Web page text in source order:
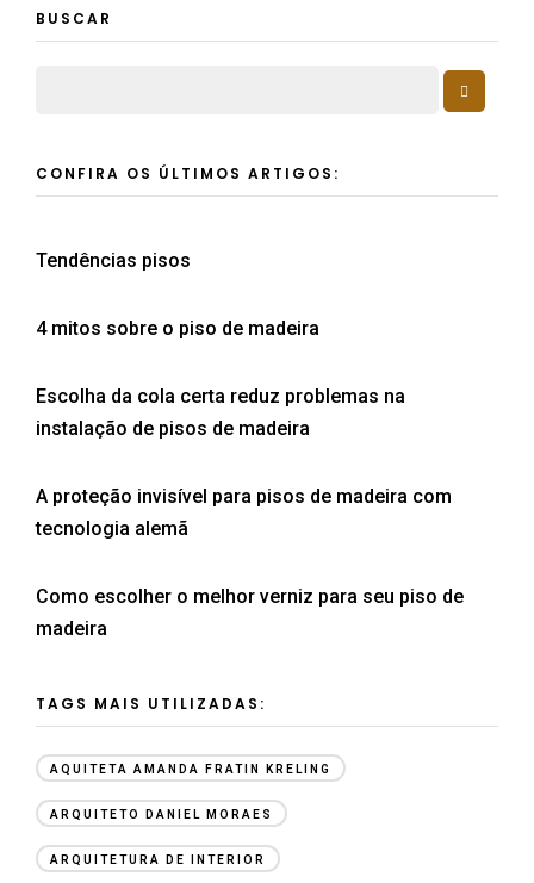
BUSCAR
CONFIRA OS ÚLTIMOS ARTIGOS:
Tendências pisos
4 mitos sobre o piso de madeira
Escolha da cola certa reduz problemas na
instalação de pisos de madeira
A proteção invisível para pisos de madeira com
tecnologia alemã
Como escolher o melhor verniz para seu piso de
madeira
TAGS MAIS UTILIZADAS:
AQUITETA AMANDA FRATIN KRELING
ARQUITETO DANIEL MORAES
ARQUITETURA DE INTERIOR